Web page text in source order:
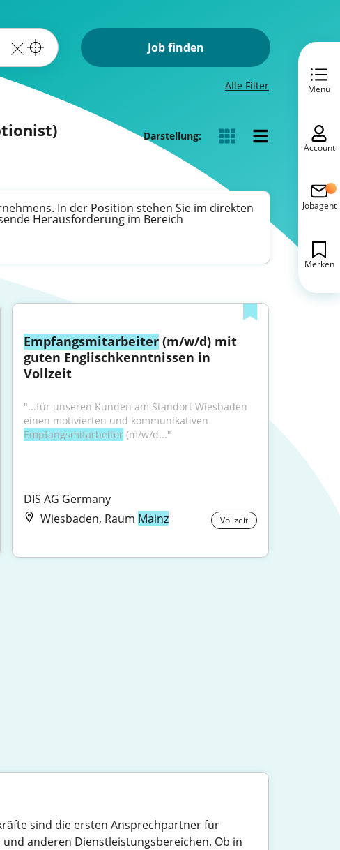
Job finden
Alle Filter
Darstellung:
In der Position stehen Sie im direkten
Herausforderung im Bereich
Empfangsmitarbeiter (m/w/d) mit
guten Englischkenntnissen in
Vollzeit
"...für unseren Kunden am Standort Wiesbaden
Empfangsmitarbeiter (m/w/d..."
DIS AG Germany
Wiesbaden, Raum Mainz Vollzeit
sind die ersten Ansprechpartner für
anderen Dienstleistungsbereichen. Ob in
Menü
Account
Jobagent
Merken